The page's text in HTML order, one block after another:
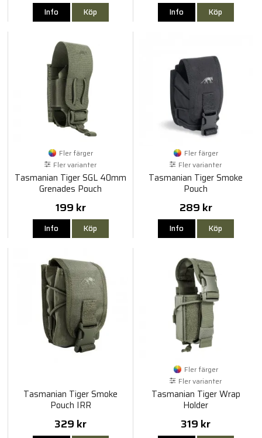
Info Köp Info Köp
Fler färger
Fler varianter
Tasmanian Tiger SGL 40mm
Grenades Pouch
199 kr
Info Köp
Fler färger
Fler varianter
Tasmanian Tiger Smoke
Pouch
289 kr
Info Köp
Tasmanian Tiger Smoke
Pouch IRR
329 kr
Fler färger
Fler varianter
Tasmanian Tiger Wrap
Holder
319 kr